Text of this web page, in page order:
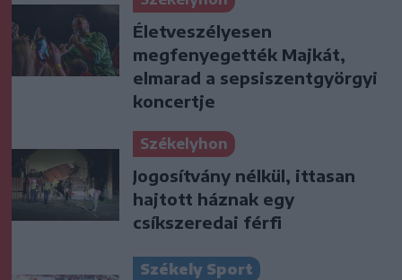
Életveszélyesen
megfenyegették Majkát,
elmarad a sepsiszentgyörgyi
koncertje
Székelyhon
Jogosítvány nélkül, ittasan
hajtott háznak egy
csíkszeredai férfi
Székely Sport